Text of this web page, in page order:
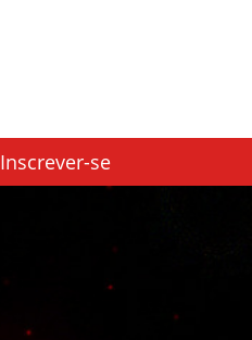
Inscrever-se